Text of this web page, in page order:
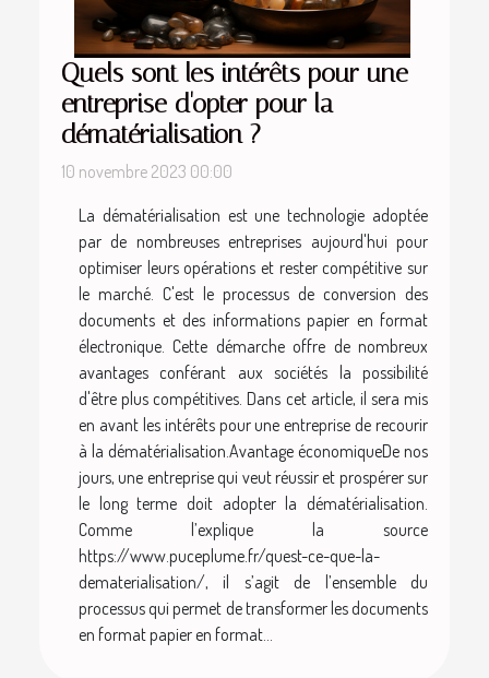
Quels sont les intérêts pour une
entreprise d'opter pour la
dématérialisation ?
10 novembre 2023 00:00
La dématérialisation est une technologie adoptée
par de nombreuses entreprises aujourd'hui pour
optimiser leurs opérations et rester compétitive sur
le marché. C'est le processus de conversion des
documents et des informations papier en format
électronique. Cette démarche offre de nombreux
avantages conférant aux sociétés la possibilité
d'être plus compétitives. Dans cet article, il sera mis
en avant les intérêts pour une entreprise de recourir
à la dématérialisation.Avantage économiqueDe nos
jours, une entreprise qui veut réussir et prospérer sur
le long terme doit adopter la dématérialisation.
Comme l’explique la source
https://www.puceplume.fr/quest-ce-que-la-
dematerialisation/, il s’agit de l’ensemble du
processus qui permet de transformer les documents
en format papier en format...